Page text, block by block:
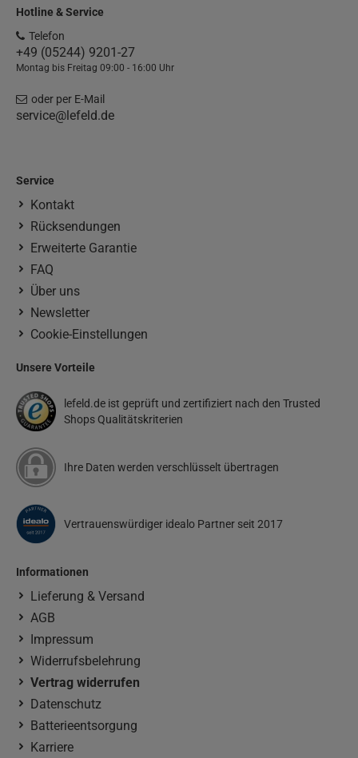
Hotline & Service
Telefon
+49 (05244) 9201-27
Montag bis Freitag 09:00 - 16:00 Uhr
oder per E-Mail
service@lefeld.de
Service
Kontakt
Rücksendungen
Erweiterte Garantie
FAQ
Über uns
Newsletter
Cookie-Einstellungen
Unsere Vorteile
lefeld.de ist geprüft und zertifiziert nach den Trusted
Shops Qualitätskriterien
Ihre Daten werden verschlüsselt übertragen
Vertrauenswürdiger idealo Partner seit 2017
Informationen
Lieferung & Versand
AGB
Impressum
Widerrufsbelehrung
Vertrag widerrufen
Datenschutz
Batterieentsorgung
Karriere